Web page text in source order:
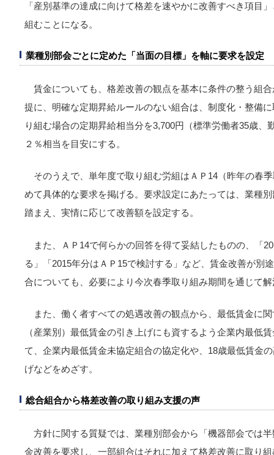
「産別基準の達成に向けて格差を速やかに改善すべき項目
組むことになる。
業種別部会ごとに定めた「当面の目標」を軸に要求を設定
賃金についても、格差改善の観点を基本に条件の整う組
提に、明確な定期昇給ルールのない組合は、制度化・整備
り組む場合の定期昇給相当分を3,700円（標準労働者35歳、
２％相当を目安にする。
そのうえで、単年度で取り組む労組はＡＰ14（昨年の春
めて具体的な要求を掲げる。要求設定にあたっては、業種
踏まえ、実情に応じて改善額を設定する。
また、ＡＰ14で何らかの回答を得て妥結したものの、「
る」「2015年分はＡＰ15で検討する」など、賃金改善が別
合についても、必要により今次春季取り組み期間を通じて
また、働く者すべての処遇改善の観点から、最低賃金に
（産業別）最低賃金の引き上げにも資するよう企業内最低
て、企業内最低賃金未協定組合の協定化や、18歳最低賃金
げなどをめざす。
総合組合から格差改善の取り組み支援の声
方針に関する質疑では、業種別部会から「機器部会では
金改善を要求し、一部組合はそれに加えて格差改善に取り